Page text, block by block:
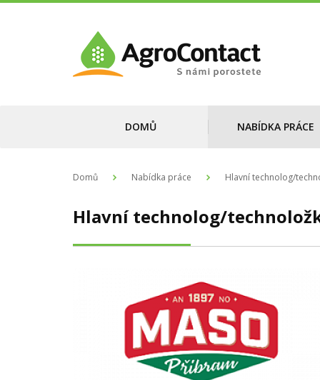
DOMŮ NABÍDKA PRÁCE
Domů Nabídka práce Hlavní technolog/
Hlavní technolog/